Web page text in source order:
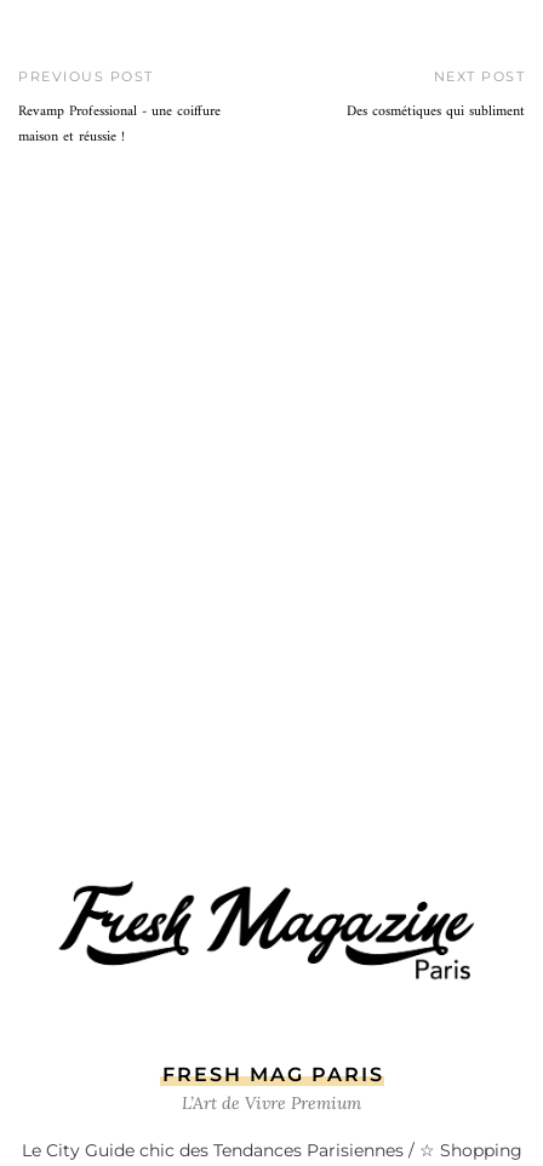
PREVIOUS POST
Revamp Professional - une coiffure
maison et réussie !
NEXT POST
Des cosmétiques qui subliment
FRESH MAG PARIS
L’Art de Vivre Premium
Le City Guide chic des Tendances Parisiennes / ☆ Shopping